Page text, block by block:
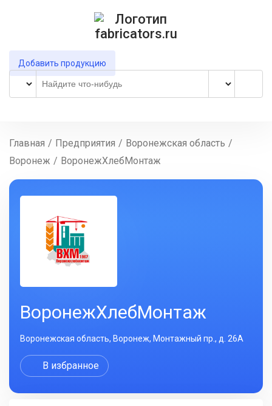
Добавить продукцию
Главная / Предприятия / Воронежская область /
Воронеж / ВоронежХлебМонтаж
ВоронежХлебМонтаж
Воронежская область, Воронеж, Монтажный пр., д. 26А
В избранное